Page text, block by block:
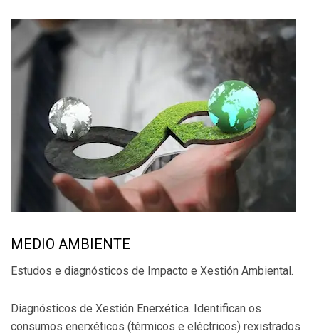
MEDIO AMBIENTE
Estudos e diagnósticos de Impacto e Xestión Ambiental.
Diagnósticos de Xestión Enerxética. Identifican os
consumos enerxéticos (térmicos e eléctricos) rexistrados